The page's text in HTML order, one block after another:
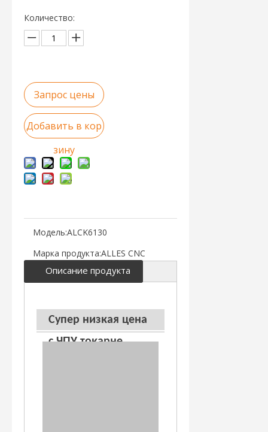
Количество:
Запрос цены
Добавить в кор
зину
Модель:ALCK6130
Марка продукта:ALLES CNC
Описание продукта
Супер низкая цена
с ЧПУ токарне